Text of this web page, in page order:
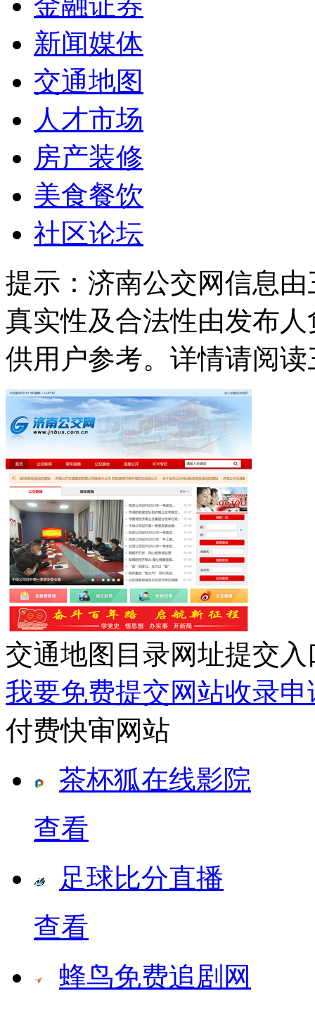
新闻媒体
交通地图
人才市场
房产装修
美食餐饮
社区论坛
提示： 济南公交网信息
真实性及合法性由发布
供用户参考。详情请阅
交通地图目录网址提交入
我要免费提交网站收录申
付费快审网站
茶杯狐在线影院
查看
足球比分直播
查看
蜂鸟免费追剧网